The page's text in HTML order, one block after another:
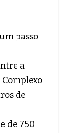
passo
a
de
de 750